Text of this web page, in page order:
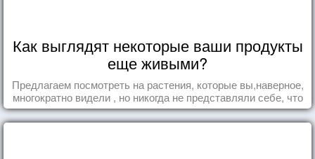
Как выглядят некоторые ваши продукты
еще живыми?
Предлагаем посмотреть на растения, которые вы,наверное,
многократно видели , но никогда не представляли себе, что
употребляете их в пищу.